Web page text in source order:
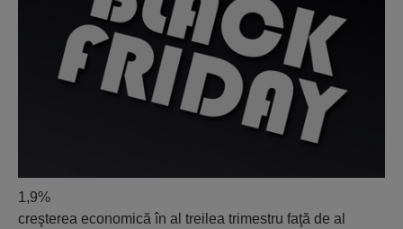
1,9%
creşterea economică în al treilea trimestru faţă de al